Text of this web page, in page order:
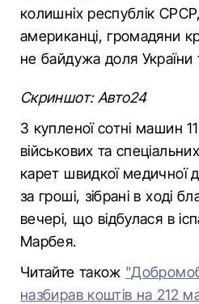
колишніх республік
американці, громадяни
не байдужа доля України
Скриншот: Авто24
З купленої сотні машин
військових та
карет швидкої медичної
за гроші, зібрані в ході
вечері, що відбулася в
Марбея.
Читайте також
назбирав коштів на 212